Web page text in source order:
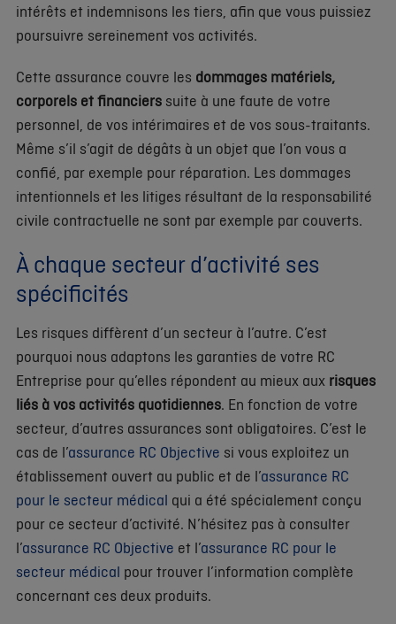
intérêts et indemnisons les tiers, afin que vous puissiez
poursuivre sereinement vos activités.
Cette assurance couvre les dommages matériels,
corporels et financiers suite à une faute de votre
personnel, de vos intérimaires et de vos sous-traitants.
Même s’il s’agit de dégâts à un objet que l’on vous a
confié, par exemple pour réparation. Les dommages
intentionnels et les litiges résultant de la responsabilité
civile contractuelle ne sont par exemple par couverts.
À chaque secteur d’activité ses
spécificités
Les risques diffèrent d’un secteur à l’autre. C’est
pourquoi nous adaptons les garanties de votre RC
Entreprise pour qu’elles répondent au mieux aux risques
liés à vos activités quotidiennes. En fonction de votre
secteur, d’autres assurances sont obligatoires. C’est le
cas de l’assurance RC Objective si vous exploitez un
établissement ouvert au public et de l’assurance RC
pour le secteur médical qui a été spécialement conçu
pour ce secteur d’activité. N’hésitez pas à consulter
l’assurance RC Objective et l’assurance RC pour le
secteur médical pour trouver l’information complète
concernant ces deux produits.